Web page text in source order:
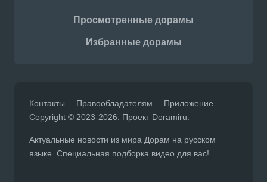
Просмотренные дорамы
Избранные дорамы
Контакты Правообладателям
Приложение
Copyright © 2023-2026. Проект Doramiru.
Актуальные новости из мира Дорам на русском
языке. Специальная подборка видео для вас!